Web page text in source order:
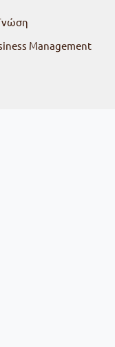
Management